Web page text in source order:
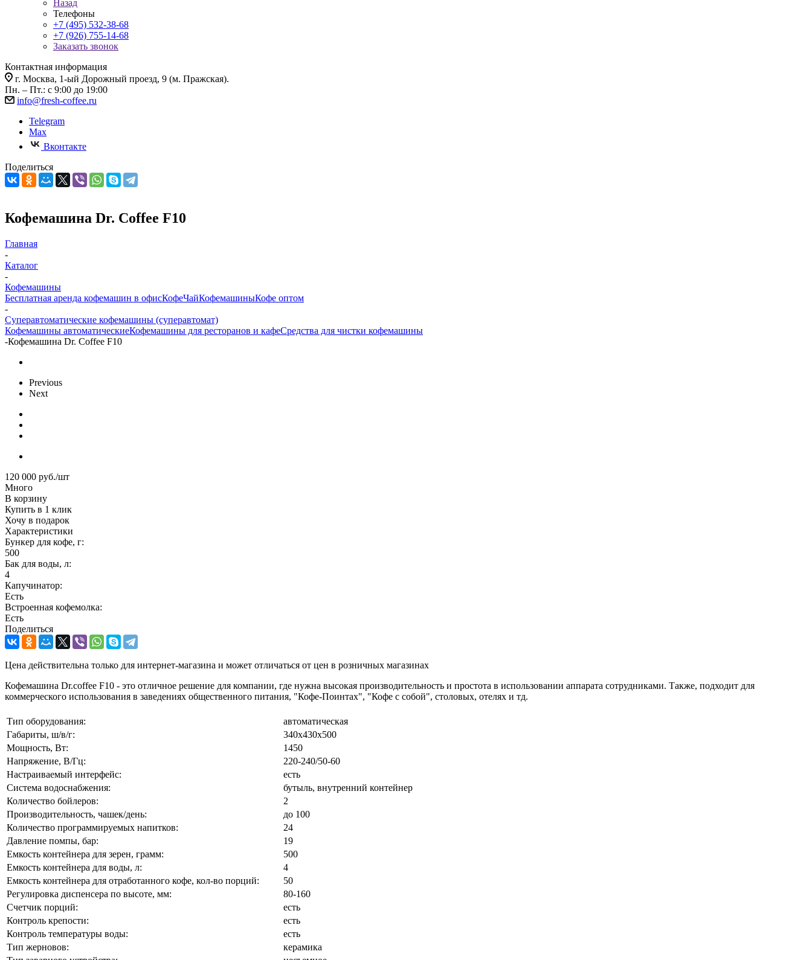
Назад
Телефоны
+7 (495) 532-38-68
+7 (926) 755-14-68
Заказать звонок
Контактная информация
г. Москва, 1-ый Дорожный проезд, 9 (м. Пражская).
Пн. – Пт.: с 9:00 до 19:00
info@fresh-coffee.ru
Telegram
Max
Вконтакте
Поделиться
Кофемашина Dr. Coffee F10
Главная
-
Каталог
-
Кофемашины
Бесплатная аренда кофемашин в офисКофеЧайКофемашиныКофе оптом
-
Суперавтоматические кофемашины (суперавтомат)
Кофемашины автоматическиеКофемашины для ресторанов и кафеСредства для чистки кофемашины
-Кофемашина Dr. Coffee F10
Previous
Next
120 000 руб./шт
Много
В корзину
Купить в 1 клик
Хочу в подарок
Характеристики
Бункер для кофе, г:
500
Бак для воды, л:
4
Капучинатор:
Есть
Встроенная кофемолка:
Есть
Поделиться
Цена действительна только для интернет-магазина и может отличаться от цен в розничных магазинах
Кофемашина Dr.сoffee F10 - это отличное решение для компании, где нужна высокая производительность и простота в использовании аппарата сотрудниками. Также, подходит для
коммерческого использования в заведениях общественного питания, "Кофе-Поинтах", "Кофе с собой", столовых, отелях и тд.
Тип оборудования:
автоматическая
Габариты, ш/в/г:
340х430х500
Мощность, Вт:
1450
Напряжение, В/Гц:
220-240/50-60
Настраиваемый интерфейс:
есть
Система водоснабжения:
бутыль, внутренний контейнер
Количество бойлеров:
2
Производительность, чашек/день:
до 100
Количество программируемых напитков:
24
Давление помпы, бар:
19
Емкость контейнера для зерен, грамм:
500
Емкость контейнера для воды, л:
4
Емкость контейнера для отработанного кофе, кол-во порций:
50
Регулировка диспенсера по высоте, мм:
80-160
Счетчик порций:
есть
Контроль крепости:
есть
Контроль температуры воды:
есть
Тип жерновов:
керамика